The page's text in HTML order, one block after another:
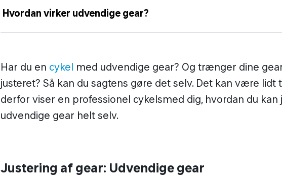
Hvordan virker udvendige gear?
Har du en cykel med udvendige gear? Og trænger dine
justeret? Så kan du sagtens gøre det selv. Det kan være lidt
derfor viser en professionel cykelsmed dig, hvordan du kan
udvendige gear helt selv.
Justering af gear: Udvendige gear